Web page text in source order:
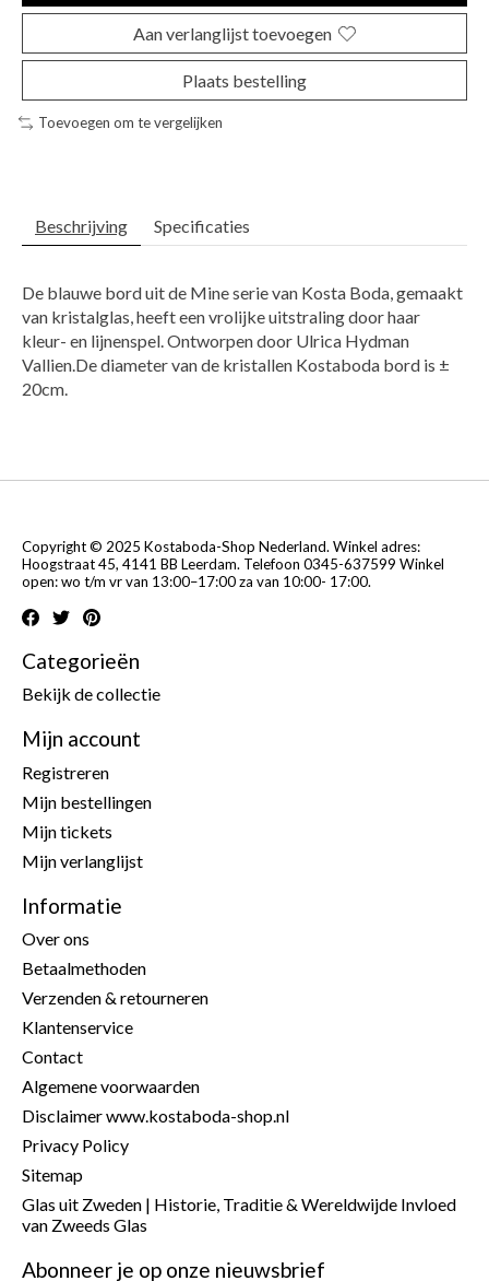
Aan verlanglijst toevoegen
Plaats bestelling
Toevoegen om te vergelijken
Beschrijving Specificaties
De blauwe bord uit de Mine serie van Kosta Boda, gemaakt
van kristalglas, heeft een vrolijke uitstraling door haar
kleur- en lijnenspel. Ontworpen door Ulrica Hydman
Vallien.De diameter van de kristallen Kostaboda bord is ±
20cm.
Copyright © 2025 Kostaboda-Shop Nederland. Winkel adres:
Hoogstraat 45, 4141 BB Leerdam. Telefoon 0345-637599 Winkel
open: wo t/m vr van 13:00–17:00 za van 10:00- 17:00.
Categorieën
Bekijk de collectie
Mijn account
Registreren
Mijn bestellingen
Mijn tickets
Mijn verlanglijst
Informatie
Over ons
Betaalmethoden
Verzenden & retourneren
Klantenservice
Contact
Algemene voorwaarden
Disclaimer www.kostaboda-shop.nl
Privacy Policy
Sitemap
Glas uit Zweden | Historie, Traditie & Wereldwijde Invloed
van Zweeds Glas
Abonneer je op onze nieuwsbrief